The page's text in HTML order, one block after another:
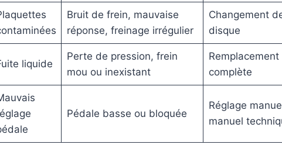
Bruit de frein, mauvaise
réponse, freinage irrégulier
Changement
disque
liquide
Perte de pression, frein
mou ou inexistant
complète
Pédale basse ou bloquée
Réglage
manuel